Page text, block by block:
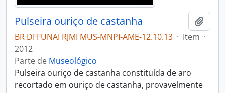
Pulseira ouriço de castanha
BR DFFUNAI RJMI MUS-MNPI-AME-12.10.13 · Item ·
2012
Parte de Museológico
Pulseira ouriço de castanha constituída de aro
recortado em ouriço de castanha, provavelmente